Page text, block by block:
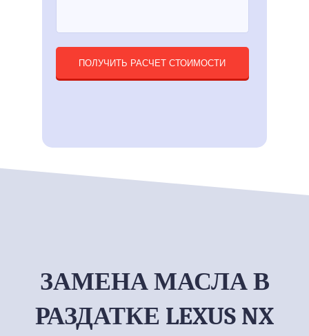
ПОЛУЧИТЬ РАСЧЕТ СТОИМОСТИ
ЗАМЕНА МАСЛА В
РАЗДАТКЕ LEXUS NX